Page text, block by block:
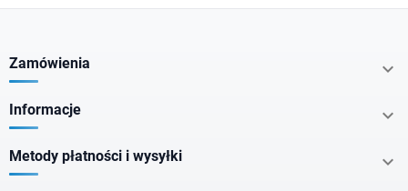
Dla domu
Zamówienia 
Informacje 
Metody płatności i wysyłki 